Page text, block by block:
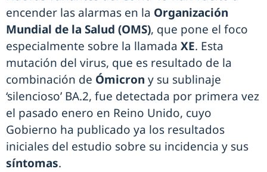
encender las alarmas en la Organización
Mundial de la Salud (OMS), que pone el foco
especialmente sobre la llamada XE. Esta
mutación del virus, que es resultado de la
combinación de Ómicron y su sublinaje
‘silencioso’ BA.2, fue detectada por primera vez
el pasado enero en Reino Unido, cuyo
Gobierno ha publicado ya los resultados
iniciales del estudio sobre su incidencia y sus
síntomas.